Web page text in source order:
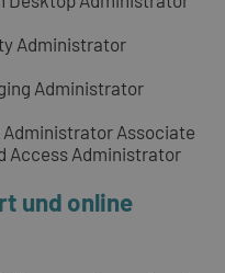
Administrator
Administrator
Associate
Access Administrator
und online